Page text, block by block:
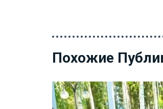
Похожие